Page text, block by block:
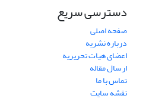
دسترسی سریع
صفحه اصلی
درباره نشریه
اعضای هیات تحریریه
ارسال مقاله
تماس با ما
نقشه سایت